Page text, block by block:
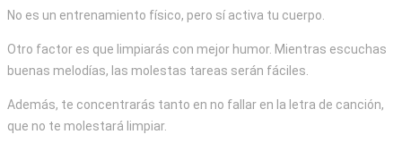
No es un entrenamiento físico, pero sí activa tu cuerpo.
Otro factor es que limpiarás con mejor humor. Mientras escuchas
buenas melodías, las molestas tareas serán fáciles.
Además, te concentrarás tanto en no fallar en la letra de canción,
que no te molestará limpiar.